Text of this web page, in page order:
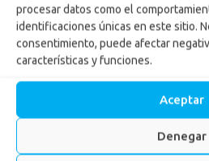
procesar datos como el
identificaciones únicas en este sitio.
consentimiento, puede afectar
características y funciones.
Aceptar
Denegar
Años Vitales
actividad
adulta